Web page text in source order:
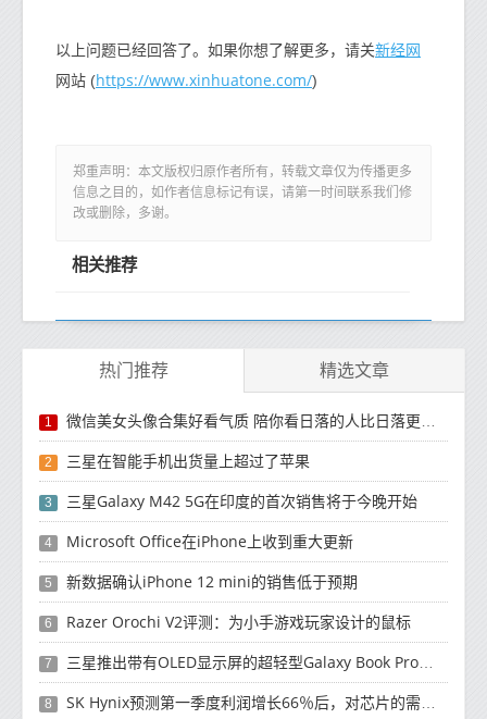
以上问题已经回答了。如果你想了解更多，请关新经网
网站 (https://www.xinhuatone.com/)
郑重声明：本文版权归原作者所有，转载文章仅为传播更多
信息之目的，如作者信息标记有误，请第一时间联系我们修
改或删除，多谢。
相关推荐
热门推荐 精选文章
1 微信美女头像合集好看气质 陪你看日落的人比日落更浪漫
2 三星在智能手机出货量上超过了苹果
3 三星Galaxy M42 5G在印度的首次销售将于今晚开始
4 Microsoft Office在iPhone上收到重大更新
5 新数据确认iPhone 12 mini的销售低于预期
6 Razer Orochi V2评测：为小手游戏玩家设计的鼠标
7 三星推出带有OLED显示屏的超轻型Galaxy Book Pro和Galaxy Book Pro 360笔记本电脑
8 SK Hynix预测第一季度利润增长66％后，对芯片的需求将增强